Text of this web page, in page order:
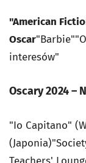
"American
Oscar
interesów"
Oscary 2024 –
"Io Capitano"